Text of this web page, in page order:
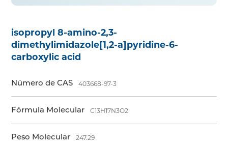
isopropyl 8-amino-2,3-
dimethylimidazole[1,2-a]pyridine-6-
carboxylic acid
Número de CAS 403668-97-3
Fórmula Molecular C13H17N3O2
Peso Molecular 247.29